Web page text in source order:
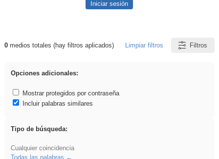
Iniciar sesión
Resultados de: rezo
0medios totales (hay filtros aplicados) Limpiar filtros Filtros
Opciones adicionales:
Mostrar protegidos por contraseña
Incluir palabras similares
Tipo de búsqueda:
Cualquier coincidencia
Todas las palabras